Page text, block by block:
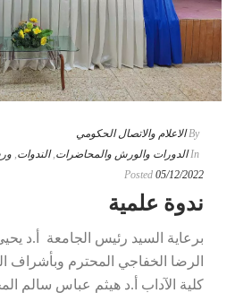
By الاعلام والاتصال الحكومي
In الدورات والورش والمحاضرات ,الندوات
Posted 05/12/2022
ندوة علمية
برعاية السيد رئيس الجامعة أ.د
الرضا الخفاجي المحترم وبأشراف
كلية الآداب أ.د هيثم عباس سالم